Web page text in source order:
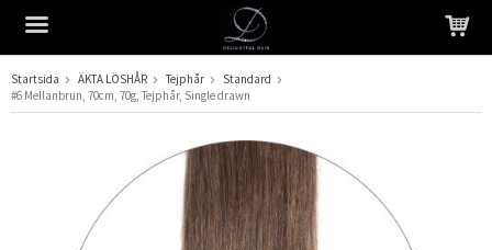
Produkten har blivit tillagd i varukorgen
Startsida ÄKTA LÖSHÅR Tejphår
Standard
#6 Mellanbrun, 70cm, 70g, Tejphår, Single drawn